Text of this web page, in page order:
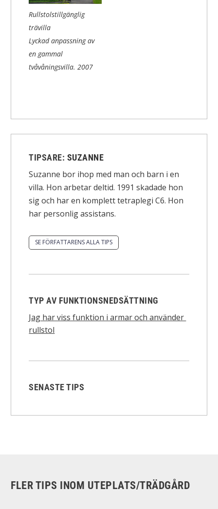
Rullstolstillgänglig
trävilla
Lyckad anpassning av
en gammal
tvåvåningsvilla.2007
TIPSARE: SUZANNE
Suzanne bor ihop med man och barn i en
villa. Hon arbetar deltid. 1991 skadade hon
sig och har en komplett tetraplegi C6. Hon
har personlig assistans.
SE FÖRFATTARENS ALLA TIPS
TYP AV FUNKTIONSNEDSÄTTNING
Jag har viss funktion i armar och använder
rullstol
SENASTE TIPS
FLER TIPS INOM UTEPLATS/TRÄDGÅRD